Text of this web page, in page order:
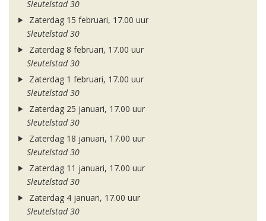
Sleutelstad 30
Zaterdag 15 februari, 17.00 uur
Sleutelstad 30
Zaterdag 8 februari, 17.00 uur
Sleutelstad 30
Zaterdag 1 februari, 17.00 uur
Sleutelstad 30
Zaterdag 25 januari, 17.00 uur
Sleutelstad 30
Zaterdag 18 januari, 17.00 uur
Sleutelstad 30
Zaterdag 11 januari, 17.00 uur
Sleutelstad 30
Zaterdag 4 januari, 17.00 uur
Sleutelstad 30